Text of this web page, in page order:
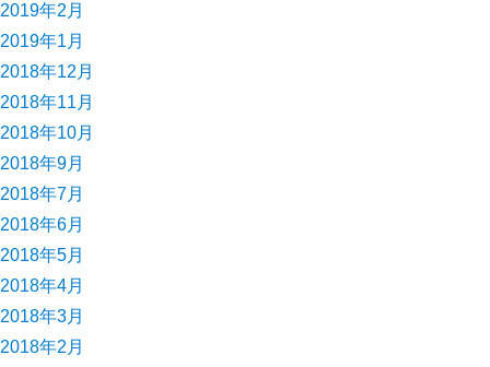
2019年2月
2019年1月
2018年12月
2018年11月
2018年10月
2018年9月
2018年7月
2018年6月
2018年5月
2018年4月
2018年3月
2018年2月